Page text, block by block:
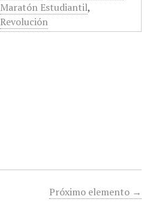
Maratón Estudiantil,
Revolución
Próximo elemento →